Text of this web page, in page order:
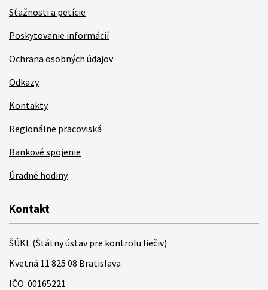
Sťažnosti a petície
Poskytovanie informácií
Ochrana osobných údajov
Odkazy
Kontakty
Regionálne pracoviská
Bankové spojenie
Úradné hodiny
Kontakt
ŠÚKL (Štátny ústav pre kontrolu liečiv)
Kvetná 11 825 08 Bratislava
IČO: 00165221